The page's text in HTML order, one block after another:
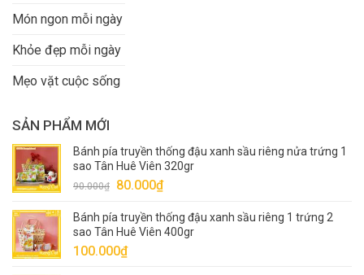
Món ngon mỗi ngày
Khỏe đẹp mỗi ngày
Mẹo vặt cuộc sống
SẢN PHẨM MỚI
Bánh pía truyền thống đậu xanh sầu riêng nửa trứng 1
sao Tân Huê Viên 320gr
90.000₫
Giá
là:
90.000₫.
80.000₫Giá
tại
là:
Bánh pía truyền thống đậu xanh sầu riêng 1 trứng 2
sao Tân Huê Viên 400gr
100.000₫